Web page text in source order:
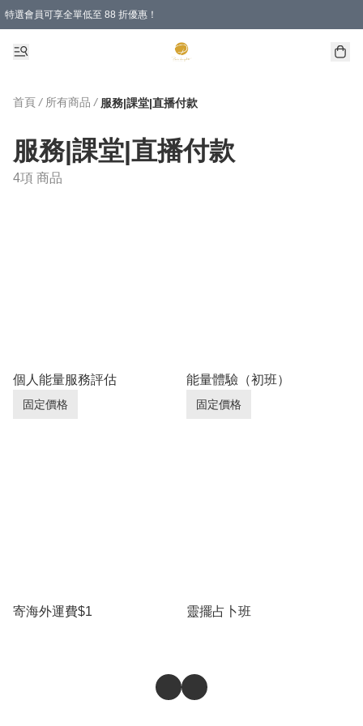
特選會員可享全單低至 88 折優惠！
首頁 / 所有商品 / 服務|課堂|直播付款
服務|課堂|直播付款
4項 商品
個人能量服務評估
固定價格
能量體驗（初班）
固定價格
寄海外運費$1 靈擺占卜班